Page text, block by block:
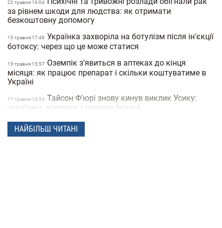
22 травня 16:04
за рівнем шкоди для людства: як отримати
безкоштовну допомогу
15 травня 17:49 Українка захворіла на ботулізм після ін'єкції
ботоксу: через що це може статися
15 травня 15:57
Оземпік з'явиться в аптеках до кінця
місяця: як працює препарат і скільки коштуватиме в
Україні
11 травня 14:34 Тайсон Ф'юрі знову кинув виклик Усику:
українець відповів з іронією (відео)
12 березня 16:49 23 червоні картки на фіналі бразильського
чемпіонату з футболу: гра перетворилася на масову
НАЙБІЛЬШ ЧИТАНІ